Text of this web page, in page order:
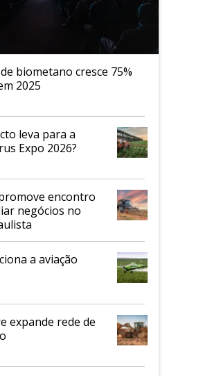
biometano cresce 75%
2025
leva para a
Expo 2026?
encontro
negócios no
a aviação
expande rede de